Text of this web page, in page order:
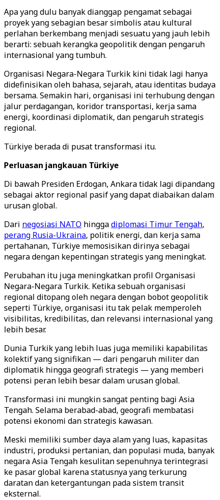
Apa yang dulu banyak dianggap pengamat sebagai
proyek yang sebagian besar simbolis atau kultural
perlahan berkembang menjadi sesuatu yang jauh lebih
berarti: sebuah kerangka geopolitik dengan pengaruh
internasional yang tumbuh.
Organisasi Negara-Negara Turkik kini tidak lagi hanya
didefinisikan oleh bahasa, sejarah, atau identitas budaya
bersama. Semakin hari, organisasi ini terhubung dengan
jalur perdagangan, koridor transportasi, kerja sama
energi, koordinasi diplomatik, dan pengaruh strategis
regional.
Türkiye berada di pusat transformasi itu.
Perluasan jangkauan Türkiye
Di bawah Presiden Erdogan, Ankara tidak lagi dipandang
sebagai aktor regional pasif yang dapat diabaikan dalam
urusan global.
Dari negosiasi NATO hinggadiplomasi Timur Tengah,
perang Rusia-Ukraina, politik energi, dan kerja sama
pertahanan, Türkiye memosisikan dirinya sebagai
negara dengan kepentingan strategis yang meningkat.
Perubahan itu juga meningkatkan profil Organisasi
Negara-Negara Turkik. Ketika sebuah organisasi
regional ditopang oleh negara dengan bobot geopolitik
seperti Türkiye, organisasi itu tak pelak memperoleh
visibilitas, kredibilitas, dan relevansi internasional yang
lebih besar.
Dunia Turkik yang lebih luas juga memiliki kapabilitas
kolektif yang signifikan — dari pengaruh militer dan
diplomatik hingga geografi strategis — yang memberi
potensi peran lebih besar dalam urusan global.
Transformasi ini mungkin sangat penting bagi Asia
Tengah. Selama berabad-abad, geografi membatasi
potensi ekonomi dan strategis kawasan.
Meski memiliki sumber daya alam yang luas, kapasitas
industri, produksi pertanian, dan populasi muda, banyak
negara Asia Tengah kesulitan sepenuhnya terintegrasi
ke pasar global karena statusnya yang terkurung
daratan dan ketergantungan pada sistem transit
eksternal.